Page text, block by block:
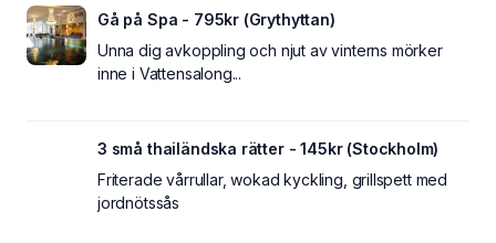
Gå på Spa - 795kr (Grythyttan)
Unna dig avkoppling och njut av vinterns mörker
inne i Vattensalong...
3 små thailändska rätter - 145kr (Stockholm)
Friterade vårrullar, wokad kyckling, grillspett med
jordnötssås